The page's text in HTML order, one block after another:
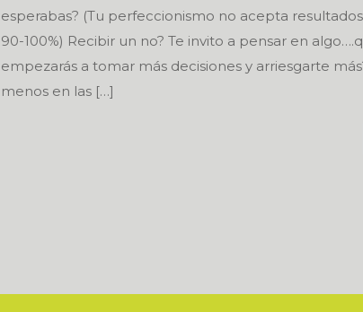
esperabas? (Tu perfeccionismo no acepta
90-100%) Recibir un no? Te invito a pensar en
empezarás a tomar más decisiones y arriesgarte
menos en las […]